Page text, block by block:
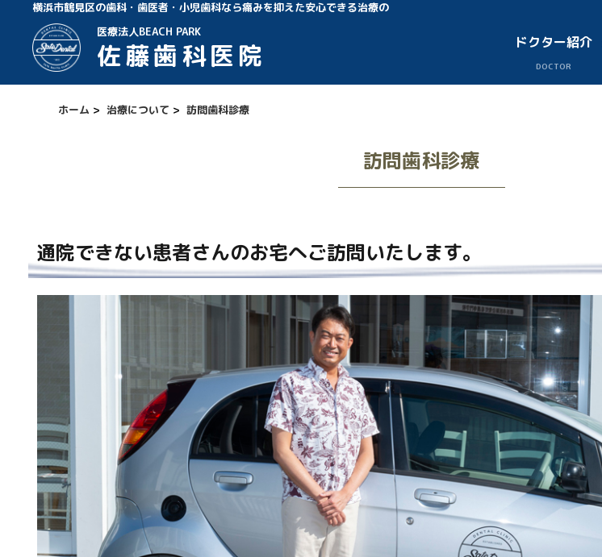
横浜市鶴見区の歯科・歯医者・小児歯科なら痛みを抑えた安心できる治療の
医療法人BEACH PARK
佐藤歯科医院 ドクター紹介
DOCTOR
ホーム > 治療について > 訪問歯科診療
訪問歯科診療
通院できない患者さんのお宅へご訪問いたします。